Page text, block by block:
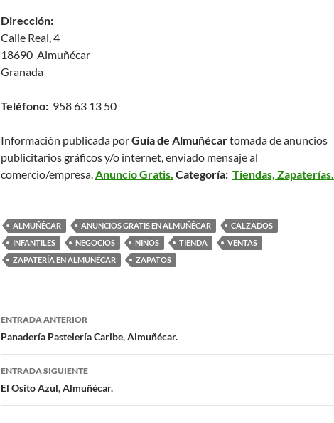
Dirección:
Calle Real, 4
18690 Almuñécar
Granada
Teléfono: 958 63 13 50
Información publicada porGuía de Almuñécartomada de anuncios
publicitarios gráficos y/o internet, enviado mensaje al
comercio/empresa.Anuncio Gratis. Categoría: Tiendas, Zapaterías.
ALMUÑÉCAR ANUNCIOS GRATIS EN ALMUÑÉCAR
CALZADOS
INFANTILES
NEGOCIOS NIÑOS TIENDA
VENTAS
ZAPATERÍA EN ALMUÑÉCAR
ZAPATOS
Navegación
de
entradas
ENTRADA ANTERIOR
Panadería Pastelería Caribe, Almuñécar.
ENTRADA SIGUIENTE
El Osito Azul, Almuñécar.